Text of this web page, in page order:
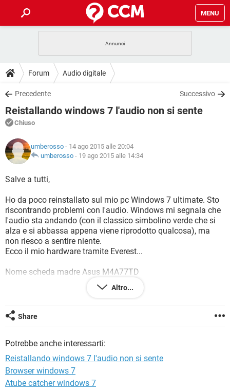
MENU
INTRATTENIMENTO
iOS
INSTAGRAM WHATSAPP
TIKTOK
HARDWARE
GUIDE
COVID-19
iOS
INSTAGRAM
TIKTOK FACEBOOK
DOWNLOAD
COVID-19 GAMING
INTRATTENIMENTO
iOS WINDOWS 10
INSTAGRAM
TIKTOK
HARDWARE
FORUM
COVID-19
INTRATTENIMENTO ANDROID
TIKTOK FACEBOOK
HARDWARE
GLOSSARIO
COVID-19
INTRATTENIMENTO
iOS WINDOWS 10
INSTAGRAM WHATSAPP
TIKTOK FACEBOOK
HARDWARE
Forum Audio digitale
Precedente Successivo
Reistallando windows 7 l'audio non si sente
Chiuso
umberosso - 14 ago 2015 alle 20:04
umberosso - 19 ago 2015 alle 14:34
Salve a tutti,
Ho da poco reinstallato sul mio pc Windows 7 ultimate. Sto
riscontrando problemi con l'audio. Windows mi segnala che
l'audio sta andando (con il classico simbolino verde che si
alza e si abbassa appena viene riprodotto qualcosa), ma
non riesco a sentire niente.
Ecco il mio hardware tramite Everest...
Nome scheda madre Asus M4A77TD
Nome processore AMD Athlon(tm) II X2 250 Processor
ATI Radeon HDMI @ ATI Cedar/Park/Robson - High
VIA VT1708S @ ATI SB750 - High Definition Audio Controller
PCI
Spero qualcuno possa aiutarmi, ho visto che nel forum ci
sono stati problemi simili.
Grazie in anticipo.
Altro...
Share
Potrebbe anche interessarti:
Reistallando windows 7 l'audio non si sente
Browser windows 7
Atube catcher windows 7